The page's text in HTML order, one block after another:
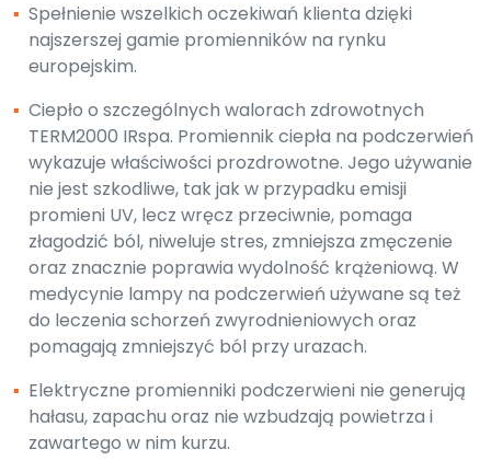
▪ Spełnienie wszelkich oczekiwań klienta dzięki
najszerszej gamie promienników na rynku
europejskim.
▪ Ciepło o szczególnych walorach zdrowotnych
TERM2000 IRspa. Promiennik ciepła na podczerwień
wykazuje właściwości prozdrowotne. Jego używanie
nie jest szkodliwe, tak jak w przypadku emisji
promieni UV, lecz wręcz przeciwnie, pomaga
złagodzić ból, niweluje stres, zmniejsza zmęczenie
oraz znacznie poprawia wydolność krążeniową. W
medycynie lampy na podczerwień używane są też
do leczenia schorzeń zwyrodnieniowych oraz
pomagają zmniejszyć ból przy urazach.
▪ Elektryczne promienniki podczerwieni nie generują
hałasu, zapachu oraz nie wzbudzają powietrza i
zawartego w nim kurzu.